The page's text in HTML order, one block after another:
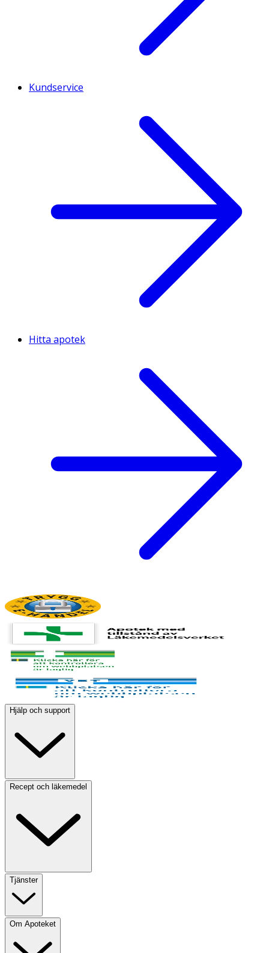
Kundservice
Hitta apotek
Hjälp och support
Recept och läkemedel
Tjänster
Om Apoteket